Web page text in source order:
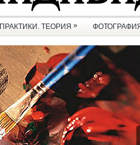
ПРАКТИКИ. ТЕОРИЯ »